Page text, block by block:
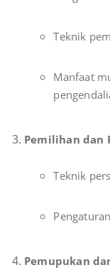
Teknik
Manfaat
Pemilihan dan
Teknik
Pemupukan